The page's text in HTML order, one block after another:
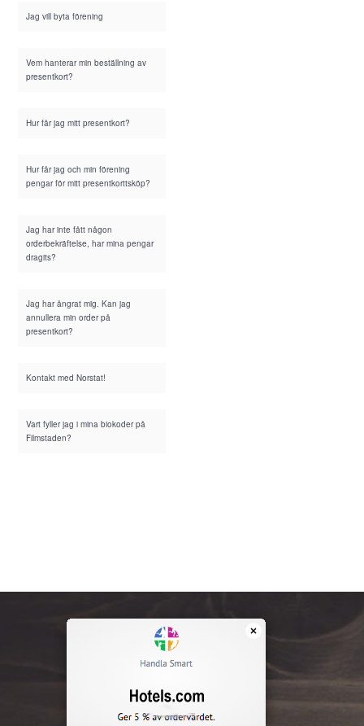
Jag vill byta förening
Vem hanterar min beställning av
presentkort?
Hur får jag mitt presentkort?
Hur får jag och min förening
pengar för mitt presentkorttsköp?
Jag har inte fått någon
orderbekräftelse, har mina pengar
dragits?
Jag har ångrat mig. Kan jag
annullera min order på
presentkort?
Kontakt med Norstat!
Vart fyller jag i mina biokoder på
Filmstaden?